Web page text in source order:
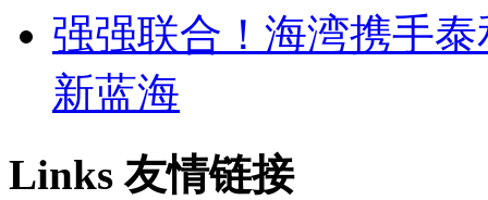
强强联合！海湾携手
新蓝海
Links友情链接